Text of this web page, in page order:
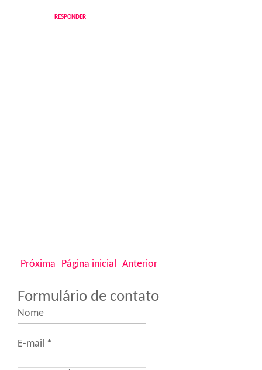
RESPONDER
Próxima Anterior
Página inicial
Formulário de contato
Nome
E-mail *